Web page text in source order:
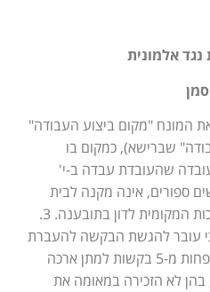
המונח "מקום ביצוע העבודה"
שברישא), כמקום בו
שהעובדת עבדה ב-י'
ספורים, אינה מקנה לבית
הדין האזורי ירושלים את הסמכות המקומית לדון בתובענה. 3.
כי עובר להגשת הבקשה להעברת
התובענה, הגישה פלונית לא פחות מ-5 בקשות למתן ארכה
לא הזכירה במאומה את